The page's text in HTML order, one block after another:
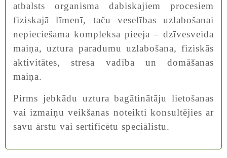
atbalsts organisma dabiskajiem procesiem
fiziskajā līmenī, taču veselības uzlabošanai
nepieciešama kompleksa pieeja – dzīvesveida
maiņa, uztura paradumu uzlabošana, fiziskās
aktivitātes, stresa vadība un domāšanas
maiņa.
Pirms jebkādu uztura bagātinātāju lietošanas
vai izmaiņu veikšanas noteikti konsultējies ar
savu ārstu vai sertificētu speciālistu.